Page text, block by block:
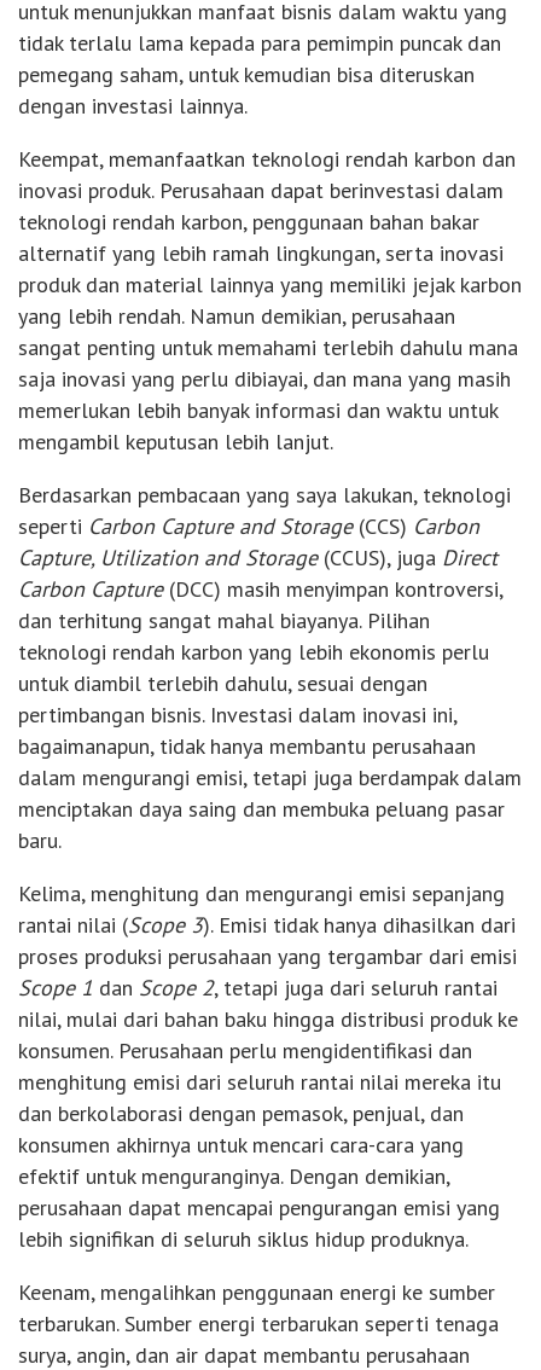
untuk menunjukkan manfaat bisnis dalam waktu yang
tidak terlalu lama kepada para pemimpin puncak dan
pemegang saham, untuk kemudian bisa diteruskan
dengan investasi lainnya.
Keempat, memanfaatkan teknologi rendah karbon dan
inovasi produk. Perusahaan dapat berinvestasi dalam
teknologi rendah karbon, penggunaan bahan bakar
alternatif yang lebih ramah lingkungan, serta inovasi
produk dan material lainnya yang memiliki jejak karbon
yang lebih rendah. Namun demikian, perusahaan
sangat penting untuk memahami terlebih dahulu mana
saja inovasi yang perlu dibiayai, dan mana yang masih
memerlukan lebih banyak informasi dan waktu untuk
mengambil keputusan lebih lanjut.
Berdasarkan pembacaan yang saya lakukan, teknologi
seperti Carbon Capture and Storage(CCS) Carbon
Capture, Utilization and Storage(CCUS), juga Direct
Carbon Capture(DCC) masih menyimpan kontroversi,
dan terhitung sangat mahal biayanya. Pilihan
teknologi rendah karbon yang lebih ekonomis perlu
untuk diambil terlebih dahulu, sesuai dengan
pertimbangan bisnis. Investasi dalam inovasi ini,
bagaimanapun, tidak hanya membantu perusahaan
dalam mengurangi emisi, tetapi juga berdampak dalam
menciptakan daya saing dan membuka peluang pasar
baru.
Kelima, menghitung dan mengurangi emisi sepanjang
rantai nilai (Scope 3). Emisi tidak hanya dihasilkan dari
proses produksi perusahaan yang tergambar dari emisi
Scope 1 dan Scope 2, tetapi juga dari seluruh rantai
nilai, mulai dari bahan baku hingga distribusi produk ke
konsumen. Perusahaan perlu mengidentifikasi dan
menghitung emisi dari seluruh rantai nilai mereka itu
dan berkolaborasi dengan pemasok, penjual, dan
konsumen akhirnya untuk mencari cara-cara yang
efektif untuk menguranginya. Dengan demikian,
perusahaan dapat mencapai pengurangan emisi yang
lebih signifikan di seluruh siklus hidup produknya.
Keenam, mengalihkan penggunaan energi ke sumber
terbarukan. Sumber energi terbarukan seperti tenaga
surya, angin, dan air dapat membantu perusahaan